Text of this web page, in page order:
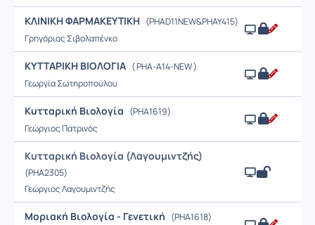
ΚΛΙΝΙΚΗ ΦΑΡΜΑΚΕΥΤΙΚΗ (PHAD11NEW&PHAY415)
Γρηγόριος Σιβολαπένκο
ΚΥΤΤΑΡΙΚΗ ΒΙΟΛΟΓΙΑ ( PHA-Α14-ΝΕW )
Γεωργία Σωτηροπούλου
Κυτταρική Βιολογία (PHA1619)
Γεώργιος Πατρινός
Κυτταρική Βιολογία (Λαγουμιντζής)
(PHA2305)
Γεώργιος Λαγουμιντζής
Μοριακή Βιολογία - Γενετική (PHA1618)